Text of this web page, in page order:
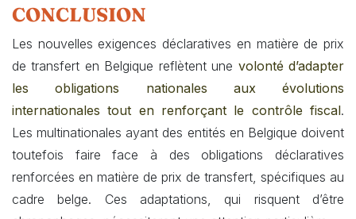
CONCLUSION
Les nouvelles exigences déclaratives en matière de prix
de transfert en Belgique reflètent une volonté d’adapter
les obligations nationales aux évolutions
internationales tout en renforçant le contrôle fiscal.
Les multinationales ayant des entités en Belgique doivent
toutefois faire face à des obligations déclaratives
renforcées en matière de prix de transfert, spécifiques au
cadre belge. Ces adaptations, qui risquent d’être